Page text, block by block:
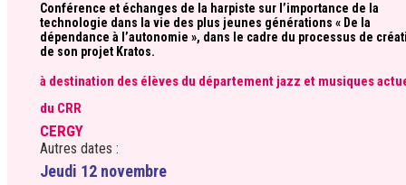
Conférence et échanges de la harpiste sur l’importance de la
technologie dans la vie des plus jeunes générations « De la
dépendance à l’autonomie », dans le cadre du processus de
de son projet Kratos.
à destination des élèves du département jazz et musiques
du CRR
CERGY
Autres dates :
Jeudi 12 novembre